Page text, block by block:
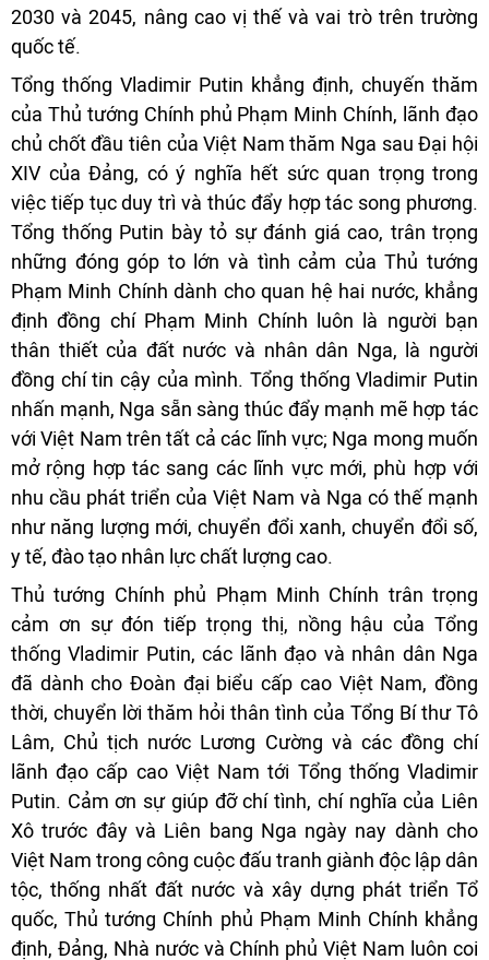
2030 và 2045, nâng cao vị thế và vai trò trên trường
quốc tế.
Tổng thống Vladimir Putin khẳng định, chuyến thăm
của Thủ tướng Chính phủ Phạm Minh Chính, lãnh đạo
chủ chốt đầu tiên của Việt Nam thăm Nga sau Đại hội
XIV của Đảng, có ý nghĩa hết sức quan trọng trong
việc tiếp tục duy trì và thúc đẩy hợp tác song phương.
Tổng thống Putin bày tỏ sự đánh giá cao, trân trọng
những đóng góp to lớn và tình cảm của Thủ tướng
Phạm Minh Chính dành cho quan hệ hai nước, khẳng
định đồng chí Phạm Minh Chính luôn là người bạn
thân thiết của đất nước và nhân dân Nga, là người
đồng chí tin cậy của mình. Tổng thống Vladimir Putin
nhấn mạnh, Nga sẵn sàng thúc đẩy mạnh mẽ hợp tác
với Việt Nam trên tất cả các lĩnh vực; Nga mong muốn
mở rộng hợp tác sang các lĩnh vực mới, phù hợp với
nhu cầu phát triển của Việt Nam và Nga có thế mạnh
như năng lượng mới, chuyển đổi xanh, chuyển đổi số,
y tế, đào tạo nhân lực chất lượng cao.
Thủ tướng Chính phủ Phạm Minh Chính trân trọng
cảm ơn sự đón tiếp trọng thị, nồng hậu của Tổng
thống Vladimir Putin, các lãnh đạo và nhân dân Nga
đã dành cho Đoàn đại biểu cấp cao Việt Nam, đồng
thời, chuyển lời thăm hỏi thân tình của Tổng Bí thư Tô
Lâm, Chủ tịch nước Lương Cường và các đồng chí
lãnh đạo cấp cao Việt Nam tới Tổng thống Vladimir
Putin. Cảm ơn sự giúp đỡ chí tình, chí nghĩa của Liên
Xô trước đây và Liên bang Nga ngày nay dành cho
Việt Nam trong công cuộc đấu tranh giành độc lập dân
tộc, thống nhất đất nước và xây dựng phát triển Tổ
quốc, Thủ tướng Chính phủ Phạm Minh Chính khẳng
định, Đảng, Nhà nước và Chính phủ Việt Nam luôn coi